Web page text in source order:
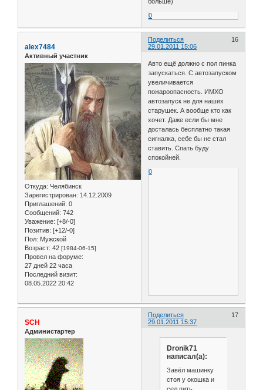
0
Поделиться
16
29.01.2011 15:06
alex7484
Активный участник
Откуда: Челябинск
Зарегистрирован: 14.12.2009
Приглашений: 0
Сообщений: 742
Уважение: [+8/-0]
Позитив: [+12/-0]
Пол: Мужской
Возраст: 42 [1984-06-15]
Провел на форуме:
27 дней 22 часа
Последний визит:
08.05.2022 20:42
Авто ещё должно с пол пинка
запускаться. С автозапуском
увеличивается
пожароопасность. ИМХО
автозапуск не для наших
старушек. А вообще кто как
хочет. Даже если бы мне
досталась бесплатно такая
сигналка, себе бы не стал
ставить. Спать буду
спокойней.
0
Поделиться
17
29.01.2011 15:37
SCH
Администартер
Dronik71
написал(а):
Завёл машинку
стоя у окошка и